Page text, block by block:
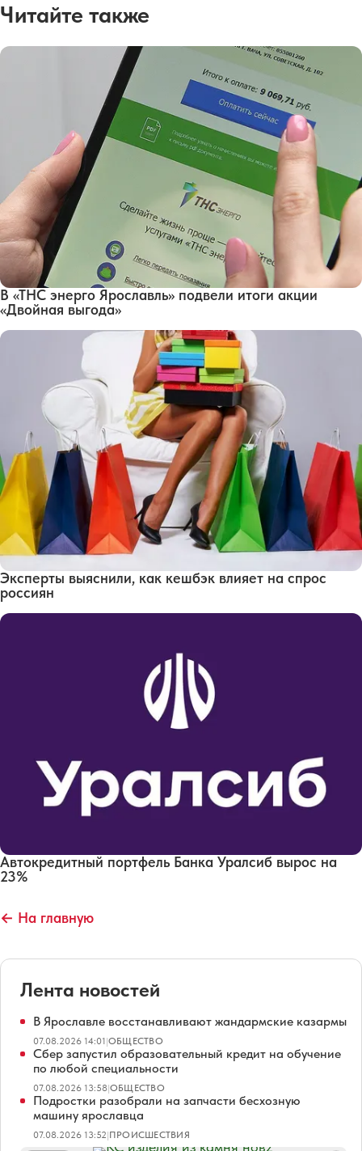
Читайте также
В «ТНС энерго Ярославль» подвели итоги акции
«Двойная выгода»
Эксперты выяснили, как кешбэк влияет на спрос
россиян
Автокредитный портфель Банка Уралсиб вырос на
23%
← На главную
Лента новостей
В Ярославле восстанавливают жандармские казармы
07.08.2026 14:01|ОБЩЕСТВО
Сбер запустил образовательный кредит на обучение
по любой специальности
07.08.2026 13:58|ОБЩЕСТВО
Подростки разобрали на запчасти бесхозную
машину ярославца
07.08.2026 13:52|ПРОИСШЕСТВИЯ